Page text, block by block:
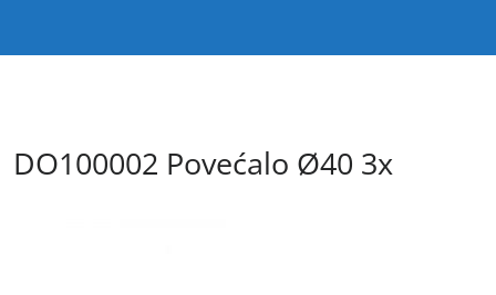
DO100002 Povećalo Ø40 3x